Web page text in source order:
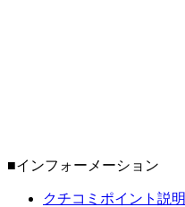
■インフォーメーション
クチコミポイント説明